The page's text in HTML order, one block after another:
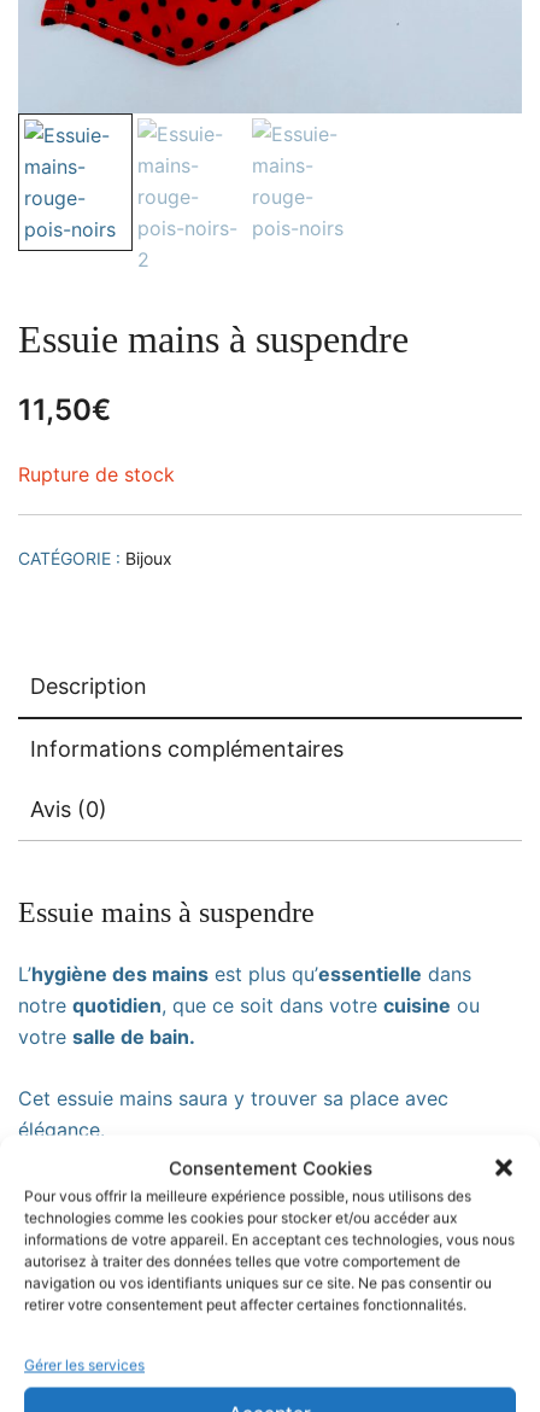
Consentement Cookies
Pour vous offrir la meilleure expérience possible, nous utilisons des
technologies comme les cookies pour stocker et/ou accéder aux
informations de votre appareil. En acceptant ces technologies, vous nous
autorisez à traiter des données telles que votre comportement de
navigation ou vos identifiants uniques sur ce site. Ne pas consentir ou
retirer votre consentement peut affecter certaines fonctionnalités.
Gérer les services
Essuie mains à suspendre
11,50€
Rupture de stock
CATÉGORIE : Bijoux
Description
Informations complémentaires
Avis (0)
Essuie mains à suspendre
L’hygiène des mains est plus qu’essentielle dans
notre quotidien, que ce soit dans votre cuisine ou
votre salle de bain.
Cet essuie mains saura y trouver sa place avec
élégance.
Cette imprimé à pois noir fait complètement partie de
la culture vintage !
Même s’il est plus associé à la période rockabilly.
Donnez une touche de vintage coloré à votre cuisine
et ayez toujours à porter de mains votre serviette